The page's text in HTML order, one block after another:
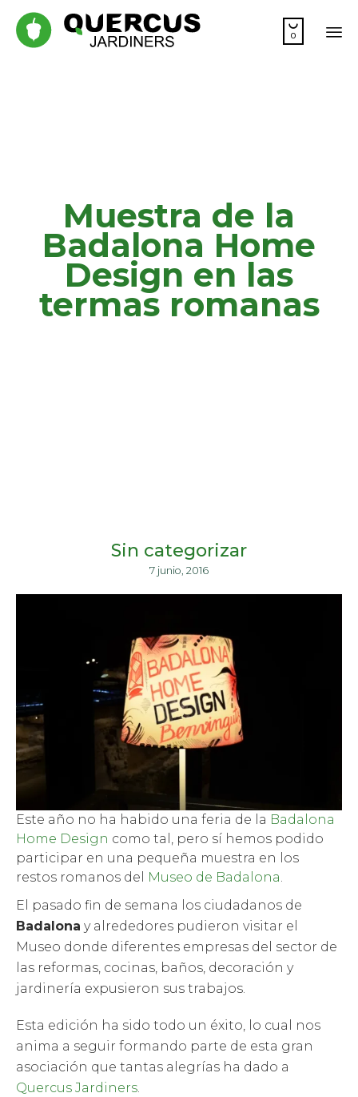

0
Muestra de la
Badalona Home
Design en las
termas romanas
Sin categorizar
7 junio, 2016
Este año no ha habido una feria de la Badalona
Home Design como tal, pero sí hemos podido
participar en una pequeña muestra en los
restos romanos del
Museo de Badalona.
El pasado fin de semana los ciudadanos de
Badalona y alrededores pudieron visitar el
Museo donde diferentes empresas del sector de
las reformas, cocinas, baños, decoración y
jardinería expusieron sus trabajos.
Esta edición ha sido todo un éxito, lo cual nos
anima a seguir formando parte de esta gran
asociación que tantas alegrías ha dado a
Quercus Jardiners.